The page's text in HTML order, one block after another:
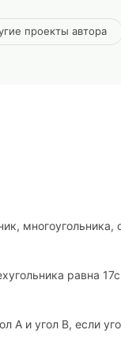
проекты автора
многоугольника,
равна
А и угол В, если